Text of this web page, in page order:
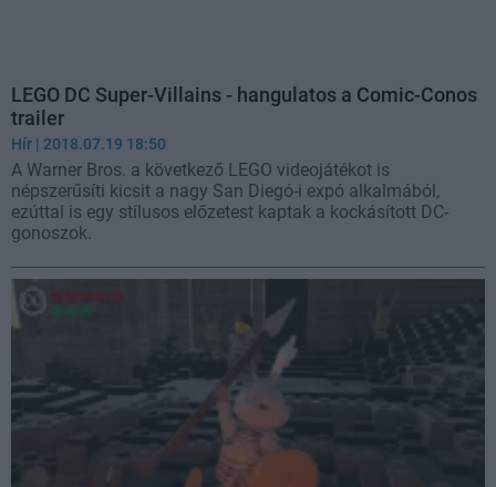
LEGO DC Super-Villains - hangulatos a Comic-Conos
trailer
Hír | 2018.07.19 18:50
A Warner Bros. a következő LEGO videojátékot is
népszerűsíti kicsit a nagy San Diegó-i expó alkalmából,
ezúttal is egy stílusos előzetest kaptak a kockásított DC-
gonoszok.